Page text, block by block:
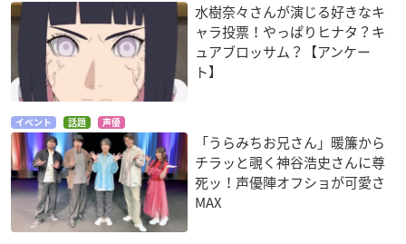
水樹奈々さんが演じる好きなキ
ャラ投票！やっぱりヒナタ？キ
ュアブロッサム？【アンケー
ト】
イベント 話題 声優
「うらみちお兄さん」暖簾から
チラッと覗く神谷浩史さんに尊
死ッ！声優陣オフショが可愛さ
MAX